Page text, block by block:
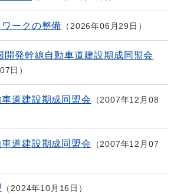
ークの整備 2026年06月29日
開発幹線自動車道建設期成同盟会
日
道建設期成同盟会
2007年12月08
道建設期成同盟会
2007年12月07
2024年10月16日